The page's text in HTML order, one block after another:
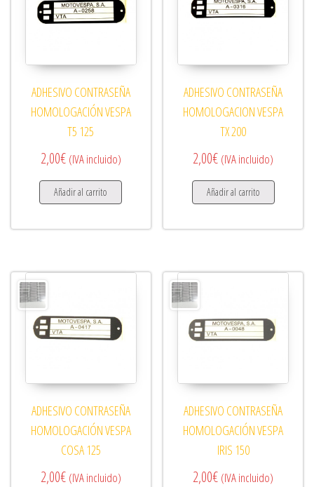
ADHESIVO CONTRASEÑA
HOMOLOGACIÓN VESPA
T5 125
2,00€ (IVA incluido)
Añadir al carrito
ADHESIVO CONTRASEÑA
HOMOLOGACION VESPA
TX 200
2,00€ (IVA incluido)
Añadir al carrito
ADHESIVO CONTRASEÑA
HOMOLOGACIÓN VESPA
COSA 125
2,00€ (IVA incluido)
ADHESIVO CONTRASEÑA
HOMOLOGACIÓN VESPA
IRIS 150
2,00€ (IVA incluido)